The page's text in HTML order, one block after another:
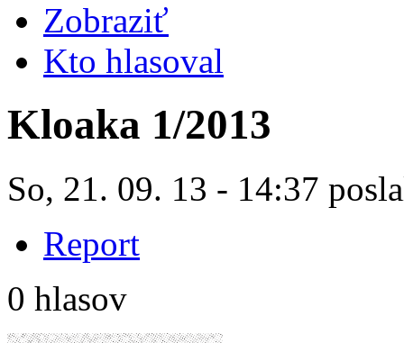
Zobraziť
Kto hlasoval
Kloaka 1/2013
So, 21. 09. 13 - 14:37
Report
0 hlasov